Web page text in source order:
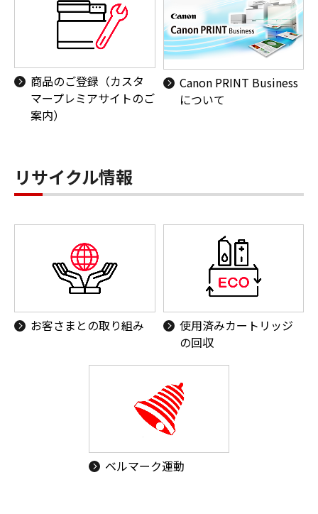
商品のご登録（カスタ
マープレミアサイトのご
案内）
Canon PRINT Business
について
リサイクル情報
お客さまとの取り組み
使用済みカートリッジ
の回収
ベルマーク運動